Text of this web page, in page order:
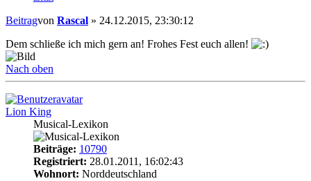
Beitragvon Rascal » 24.12.2015, 23:30:12
Dem schließe ich mich gern an! Frohes Fest euch allen!
Nach oben
Lion King
Musical-Lexikon
Beiträge: 10790
Registriert: 28.01.2011, 16:02:43
Wohnort: Norddeutschland